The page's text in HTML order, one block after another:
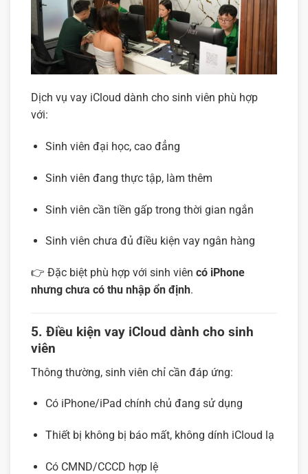
Dịch vụ vay iCloud dành cho sinh viên phù hợp
với:
Sinh viên đại học, cao đẳng
Sinh viên đang thực tập, làm thêm
Sinh viên cần tiền gấp trong thời gian ngắn
Sinh viên chưa đủ điều kiện vay ngân hàng
👉 Đặc biệt phù hợp với sinh viên có iPhone
nhưng chưa có thu nhập ổn định.
5. Điều kiện vay iCloud dành cho sinh
viên
Thông thường, sinh viên chỉ cần đáp ứng:
Có iPhone/iPad chính chủ đang sử dụng
Thiết bị không bị báo mất, không dính iCloud lạ
Có CMND/CCCD hợp lệ